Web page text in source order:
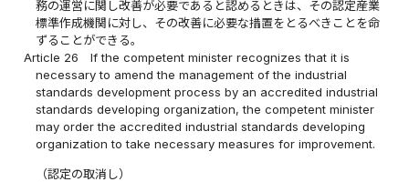
務の運営に関し改善が必要であると認めるときは、その認定産業
標準作成機関に対し、その改善に必要な措置をとるべきことを命
ずることができる。
Article 26
If the competent minister recognizes that it is
necessary to amend the management of the industrial
standards development process by an accredited industrial
standards developing organization, the competent minister
may order the accredited industrial standards developing
organization to take necessary measures for improvement.
（認定の取消し）